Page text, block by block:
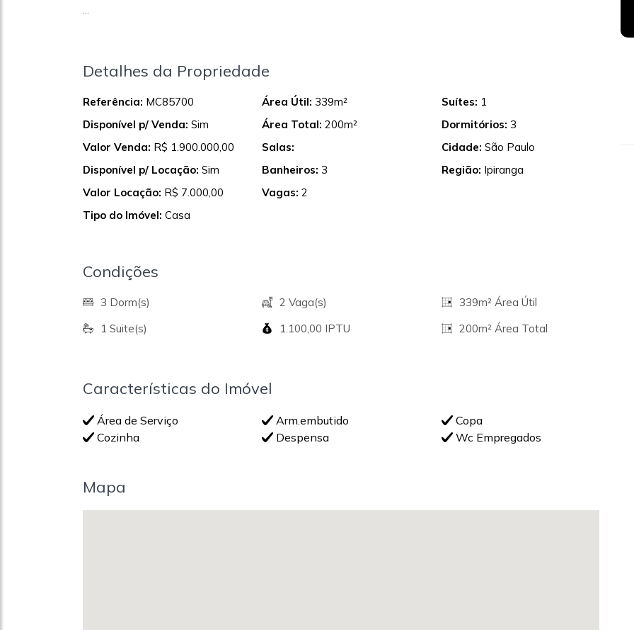
...
Detalhes da Propriedade
Referência: MC85700
Disponível p/ Venda: Sim
Valor Venda: R$ 1.900.000,00
Disponível p/ Locação: Sim
Valor Locação: R$ 7.000,00
Tipo do Imóvel: Casa
Área Útil: 339m²
Área Total: 200m²
Salas:
Banheiros: 3
Vagas: 2
Suítes: 1
Dormitórios: 3
Cidade: São Paulo
Região: Ipiranga
Condições
3 Dorm(s)
1 Suite(s)
2 Vaga(s)
1.100,00 IPTU
339m² Área Útil
200m² Área Total
Características do Imóvel
Área de Serviço Arm.embutido
Copa
Cozinha
Despensa Wc Empregados
Mapa